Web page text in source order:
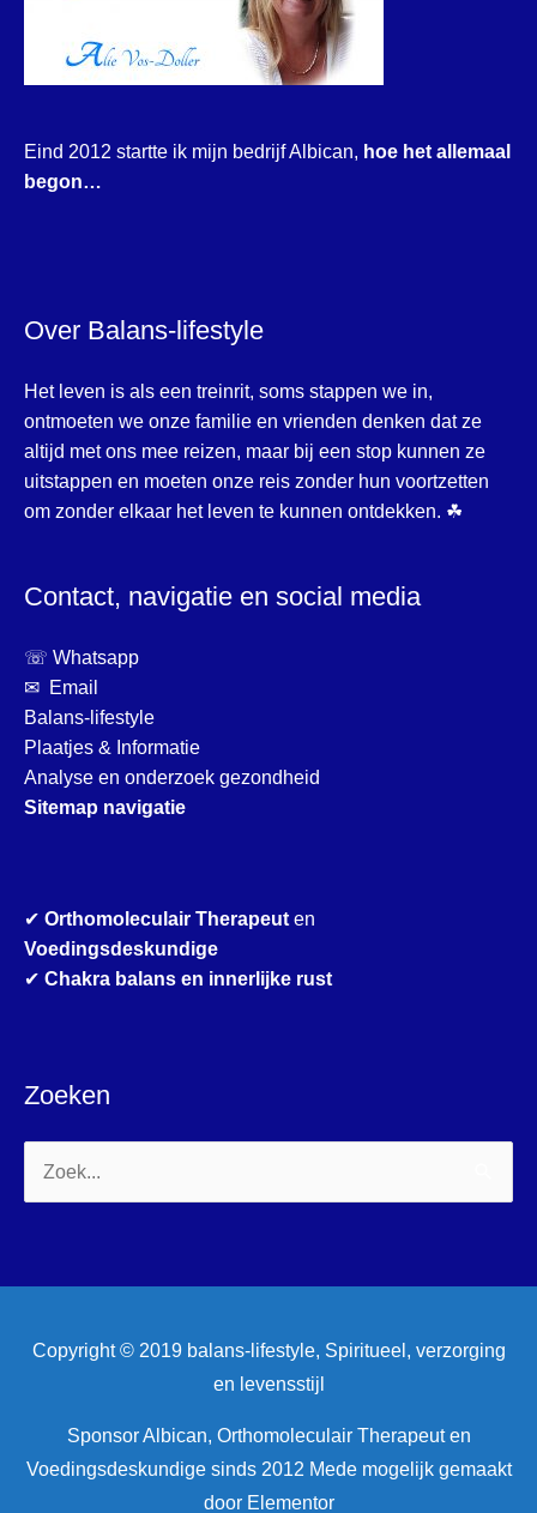
Eind 2012 startte ik mijn bedrijf Albican, hoe het allemaal
begon…
Over Balans-lifestyle
Het leven is als een treinrit, soms stappen we in,
ontmoeten we onze familie en vrienden denken dat ze
altijd met ons mee reizen, maar bij een stop kunnen ze
uitstappen en moeten onze reis zonder hun voortzetten
om zonder elkaar het leven te kunnen ontdekken. ☘
Contact, navigatie en social media
☏ Whatsapp
✉ Email
Balans-lifestyle
Plaatjes & Informatie
Analyse en onderzoek gezondheid
Sitemap navigatie
✔ Orthomoleculair Therapeuten
Voedingsdeskundige
✔ Chakra balans en innerlijke rust
Zoeken
Zoek
naar:
Copyright © 2019 balans-lifestyle, Spiritueel, verzorging
en levensstijl
Sponsor Albican, Orthomoleculair Therapeut en
Voedingsdeskundige sinds 2012 Mede mogelijk gemaakt
door Elementor